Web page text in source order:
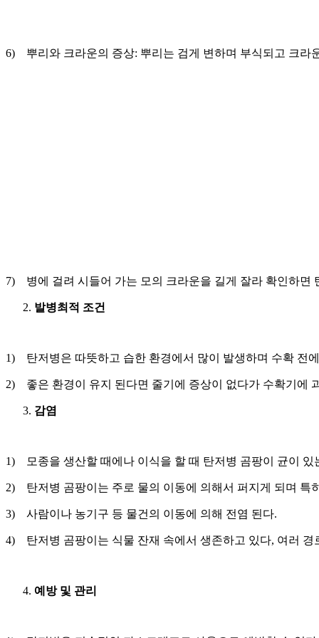
6) 뿌리와 크라운의 증상: 뿌리는 검게 변하며 부식되고 크라
7) 병에 걸려 시들어 가는 모의 크라운을 길게 잘라 확인하면
발병최적 조건
1) 탄저병은 따뜻하고 습한 환경에서 많이 발생하며 수확 전
2) 좋은 환경이 유지 된다면 줄기에 증상이 없다가 수확기에
감염
1) 모종을 생산할 때에나 이식을 할 때 탄저병 곰팡이 균이 있
2) 탄저병 곰팡이는 주로 물의 이동에 의해서 퍼지게 되며 특
3) 사람이나 농기구 등 물건의 이동에 의해 전염 된다.
4) 탄저병 곰팡이는 식물 잔재 속에서 생존하고 있다, 여러 경
예방 및 관리